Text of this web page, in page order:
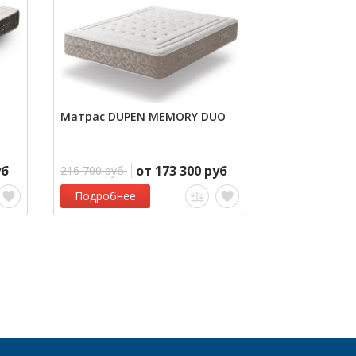
Матрас DUPEN MEMORY DUO
216 700 руб от 173 300 руб
Подробнее